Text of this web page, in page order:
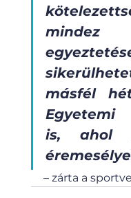
másfél
Egyetemi
is, ahol
– zárta a